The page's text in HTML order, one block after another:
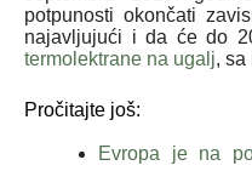
potpunosti okončati
najavljujući i da će do
termolektrane na ugalj, sa
Pročitajte još:
Evropa je na